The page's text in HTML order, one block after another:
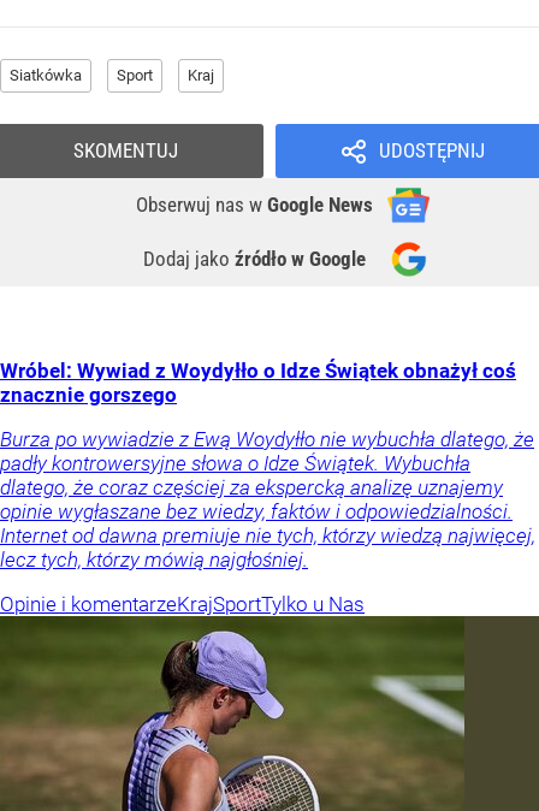
Siatkówka Sport Kraj
UDOSTĘPNIJ
Obserwuj nas w Google News
Dodaj jako źródło w Google
SKOMENTUJ
Wróbel: Wywiad z Woydyłło o Idze Świątek obnażył coś
znacznie gorszego
Burza po wywiadzie z Ewą Woydyłło nie wybuchła dlatego, że
padły kontrowersyjne słowa o Idze Świątek. Wybuchła
dlatego, że coraz częściej za ekspercką analizę uznajemy
opinie wygłaszane bez wiedzy, faktów i odpowiedzialności.
Internet od dawna premiuje nie tych, którzy wiedzą najwięcej,
lecz tych, którzy mówią najgłośniej.
Opinie i komentarzeKrajSportTylko u Nas